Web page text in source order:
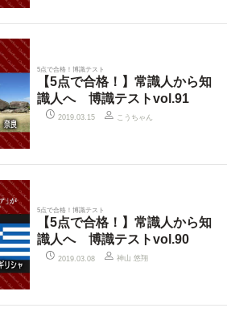
5点で合格！博識テスト
【5点で合格！】常識人から知
識人へ 博識テストvol.91
2019.03.15 こうちゃん
5点で合格！博識テスト
【5点で合格！】常識人から知
識人へ 博識テストvol.90
2019.03.08 神山 悠翔